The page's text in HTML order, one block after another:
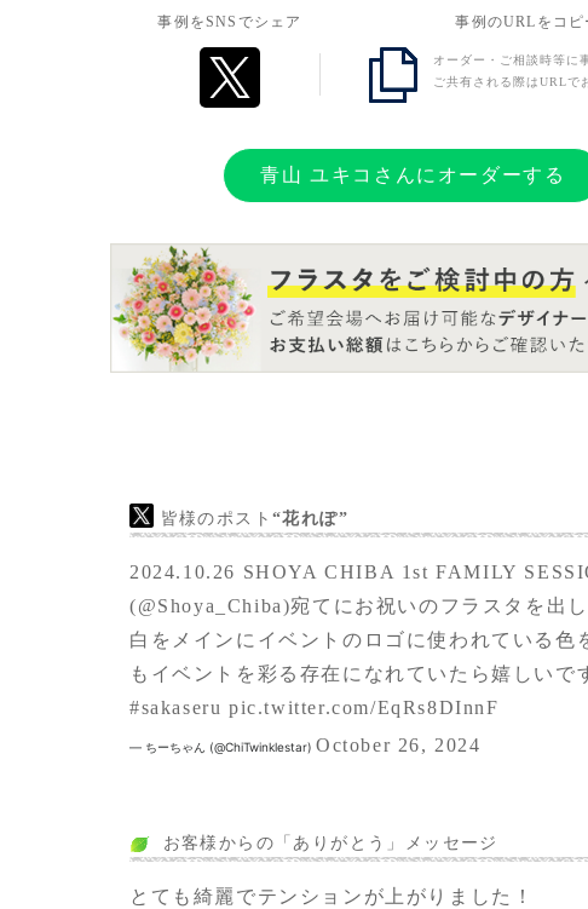
素敵なフラスタを作っていただき注文してよかっ
事例をSNSでシェア 事例のURLをコピ
オーダー・ご相談時等に
ご共有される際はURLで
青山 ユキコさんにオーダーする
皆様のポスト“花れぽ”
2024.10.26 SHOYA CHIBA 1st FAMILY
(@Shoya_Chiba)宛てにお祝いのフラスタを出し
白をメインにイベントのロゴに使われている色
もイベントを彩る存在になれていたら嬉しい
#sakaseru pic.twitter.com/EqRs8DInnF
— ちーちゃん (@ChiTwinklestar) October 26, 2024
お客様からの「ありがとう」メッセージ
とても綺麗でテンションが上がりました！